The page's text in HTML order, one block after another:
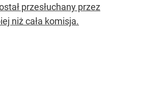
przesłuchany przez
niż cała komisja.